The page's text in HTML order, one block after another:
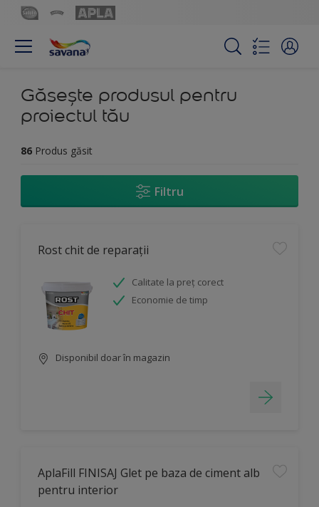
Găsește produsul pentru
proiectul tău
86 Produs găsit
Filtru
Rost chit de reparații
Calitate la preț corect
Economie de timp
Disponibil doar în magazin
AplaFill FINISAJ Glet pe baza de ciment alb
pentru interior